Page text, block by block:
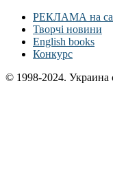
РЕКЛАМА на
Творчі новини
English books
Конкурс
© 1998-2024. Украина